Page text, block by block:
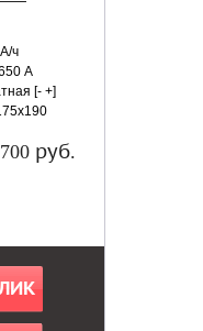
ч
А
[- +]
руб.